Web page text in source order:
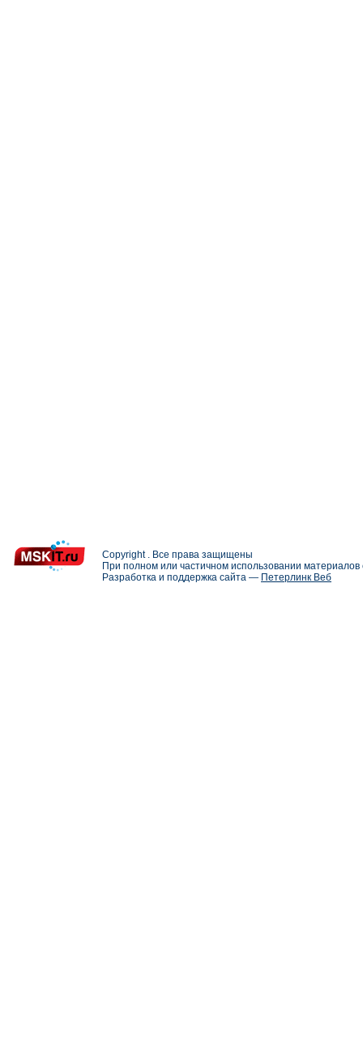
Copyright . Все права защищены
При полном или частичном использовании
Разработка и поддержка сайта — Петерлинк Веб